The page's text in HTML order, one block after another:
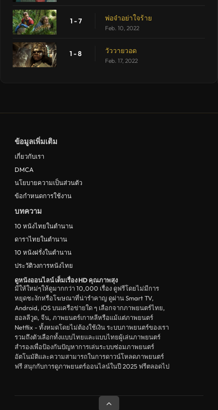
1 - 7 พ่อจ๋าอย่าใจร้าย
Feb. 10, 2022
1 - 8 วัววายวอด
Feb. 17, 2022
ข้อมูลเพิ่มเติม
เกี่ยวกับเรา
DMCA
นโยบายความเป็นส่วนตัว
ข้อกำหนดการใช้งาน
บทความ
10 หนังไทยในตำนาน
ดาราไทยในตำนาน
10 หนังฝรั่งในตำนาน
ประวัติวงการหนังไทย
ดูหนังออนไลน์ เต็มเรื่อง HD คุณภาพสุง
มีให้ใหม่ๆให้ดูมากกว่า 10,000 เรื่อง ดูฟรีโดยไม่มีการ
หยุดชะงักหรือโฆษณาที่น่ารำคาญ ดูผ่าน Smart TV,
Android, iOS บนเครือข่ายใด ๆ เลือกจากภาพยนตร์ไทย,
ฮอลลีวูด, จีน, ภาพยนตร์เกาหลีหรือแม้แต่ภาพยนตร์
Netflix - ทั้งหมดโดยไม่ต้องใช้เงิน ระบบภาพยนตร์ของเรา
รวมถึงตัวเลือกทั้งแบบไทยและแบบไทยผู้เล่นภาพยนตร์
สำรองเพื่อป้องกันปัญหาการเล่นระบบซ่อมภาพยนตร์
อัตโนมัติและความสามารถในการดาวน์โหลดภาพยนตร์
ฟรี สนุกกับการดูภาพยนตร์ออนไลน์ในปี 2025 ฟรีตลอดไป